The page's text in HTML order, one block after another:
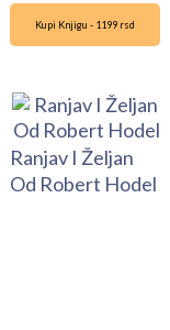
Kupi Knjigu - 1199 rsd
Ranjav I Željan
Od Robert Hodel